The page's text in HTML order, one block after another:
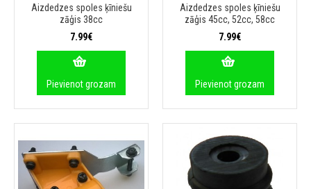
Aizdedzes spoles ķīniešu
zāģis 38cc
7.99€
Pievienot grozam
Aizdedzes spoles ķīniešu
zāģis 45cc, 52cc, 58cc
7.99€
Pievienot grozam